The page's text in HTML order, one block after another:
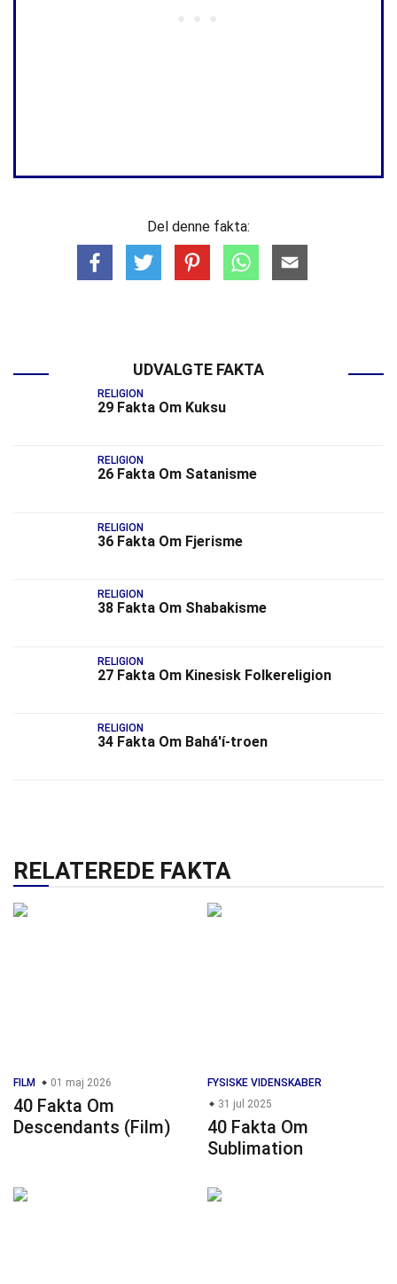
Del denne fakta:
UDVALGTE FAKTA
RELIGION
29 Fakta Om Kuksu
RELIGION
26 Fakta Om Satanisme
RELIGION
36 Fakta Om Fjerisme
RELIGION
38 Fakta Om Shabakisme
RELIGION
27 Fakta Om Kinesisk Folkereligion
RELIGION
34 Fakta Om Bahá'í-troen
RELATEREDE FAKTA
FILM 01 maj 2026
40 Fakta Om
Descendants (Film)
FYSISKE VIDENSKABER
31 jul 2025
40 Fakta Om
Sublimation